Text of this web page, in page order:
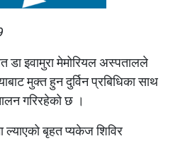
डा इवामुरा मेमोरियल अस्पतालले
मुक्त हुन दुर्विन प्रबिधिका साथ
गरिरहेको छ ।
बृहत प्यकेज शिविर